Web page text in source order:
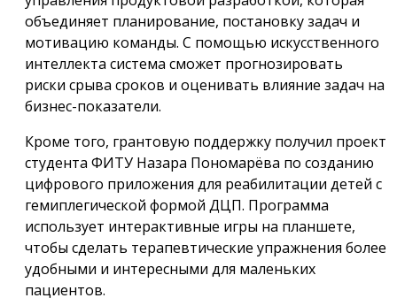
объединяет планирование, постановку задач и
мотивацию команды. С помощью искусственного
интеллекта система сможет прогнозировать
риски срыва сроков и оценивать влияние задач на
бизнес-показатели.
Кроме того, грантовую поддержку получил проект
студента ФИТУ Назара Пономарёва по созданию
цифрового приложения для реабилитации детей с
гемиплегической формой ДЦП. Программа
использует интерактивные игры на планшете,
чтобы сделать терапевтические упражнения более
удобными и интересными для маленьких
пациентов.